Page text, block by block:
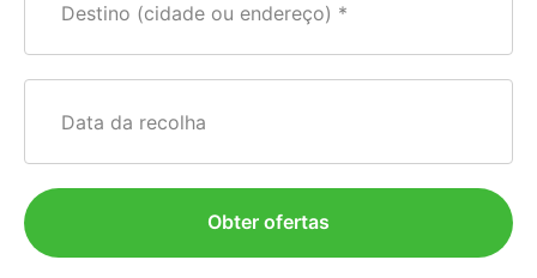
Destino (cidade ou endereço)
Data da recolha
Obter ofertas